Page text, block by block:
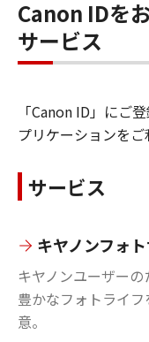
Canon IDを
サービス
「Canon ID」にご
プリケーションをご
サービス
キヤノンフォ
キヤノンユーザー
豊かなフォトライ
意。